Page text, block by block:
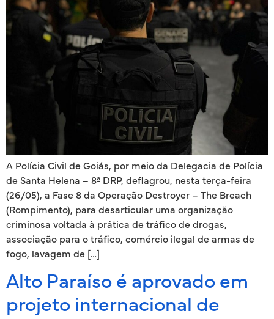
A Polícia Civil de Goiás, por meio da Delegacia de Polícia
de Santa Helena – 8ª DRP, deflagrou, nesta terça-feira
(26/05), a Fase 8 da Operação Destroyer – The Breach
(Rompimento), para desarticular uma organização
criminosa voltada à prática de tráfico de drogas,
associação para o tráfico, comércio ilegal de armas de
fogo, lavagem de […]
Alto Paraíso é aprovado em
projeto internacional de